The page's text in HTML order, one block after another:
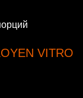
VITRO